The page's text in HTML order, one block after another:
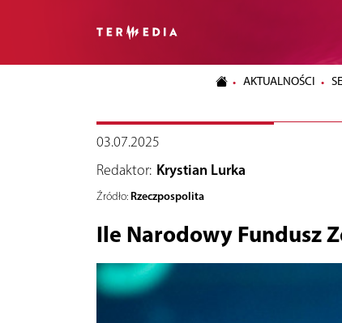
AKTUALNOŚCI
03.07.2025
Redaktor: Krystian Lurka
Źródło: Rzeczpospolita
Ile Narodowy Fundusz